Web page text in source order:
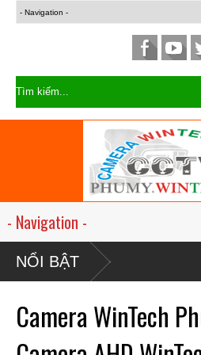
NỔI BẬT
Camera WinTech